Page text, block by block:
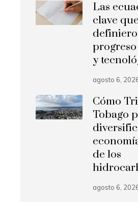
Las
clave que
y
agosto 6,
Cómo
Tobago
de los
agosto 6,